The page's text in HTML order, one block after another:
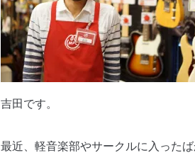
吉田です。
最近、軽音楽部やサークルに入った